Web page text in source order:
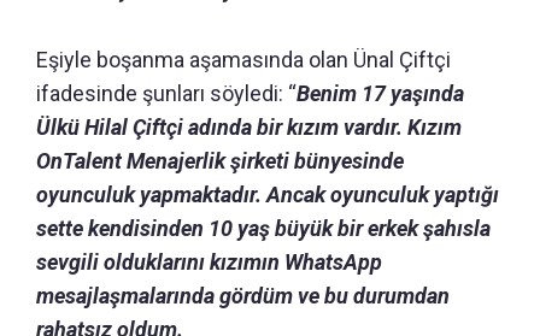
Eşiyle boşanma aşamasında olan Ünal Çiftçi
ifadesinde şunları söyledi: “Benim 17 yaşında
Ülkü Hilal Çiftçi adında bir kızım vardır. Kızım
OnTalent Menajerlik şirketi bünyesinde
oyunculuk yapmaktadır. Ancak oyunculuk yaptığı
sette kendisinden 10 yaş büyük bir erkek şahısla
sevgili olduklarını kızımın WhatsApp
mesajlaşmalarında gördüm ve bu durumdan
rahatsız oldum.